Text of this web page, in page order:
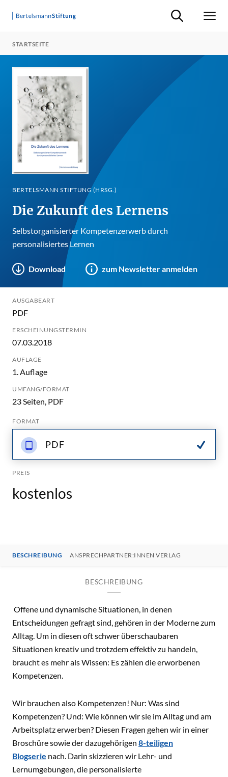
Suche ein-/
STARTSEITE
BERTELSMANN STIFTUNG (HRSG.)
Die Zukunft des Lernens
Selbstorganisierter Kompetenzerwerb durch
personalisiertes Lernen
Download zum Newsletter anmelden
AUSGABEART
PDF
ERSCHEINUNGSTERMIN
07.03.2018
AUFLAGE
1. Auflage
UMFANG/FORMAT
23 Seiten, PDF
FORMAT
PDF
PREIS
kostenlos
BESCHREIBUNG ANSPRECHPARTNER:INNEN VERLAG
BESCHREIBUNG
Offene und dynamische Situationen, in denen
Entscheidungen gefragt sind, gehören in der Moderne zum
Alltag. Um in diesen oft schwer überschaubaren
Situationen kreativ und trotzdem effektiv zu handeln,
braucht es mehr als Wissen: Es zählen die erworbenen
Kompetenzen.
Wir brauchen also Kompetenzen! Nur: Was sind
Kompetenzen? Und: Wie können wir sie im Alltag und am
Arbeitsplatz erwerben? Diesen Fragen gehen wir in einer
Broschüre sowie der dazugehörigen 8-teiligen
Blogserie nach. Darin skizzieren wir Lehr- und
Lernumgebungen, die personalisierte